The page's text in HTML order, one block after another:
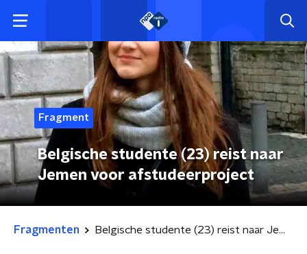
Fragment
Belgische studente (23) reist naar
Jemen voor afstudeerproject
Fragmenten Belgische studente (23) reist naar Jemen voor afstudeerproject